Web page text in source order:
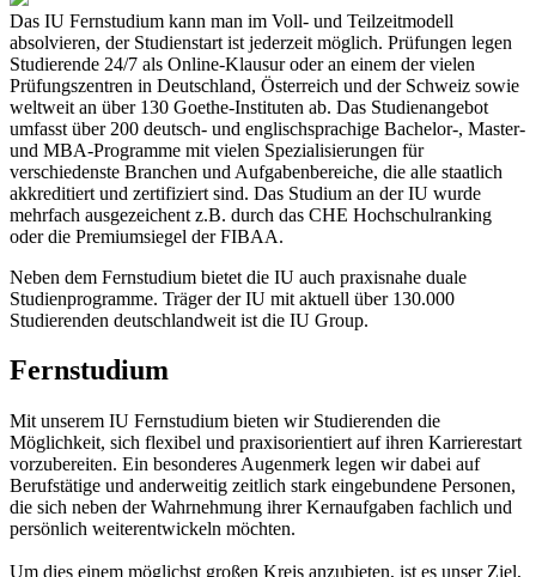
Das IU Fernstudium kann man im Voll- und Teilzeitmodell
absolvieren, der Studienstart ist jederzeit möglich. Prüfungen legen
Studierende 24/7 als Online-Klausur oder an einem der vielen
Prüfungszentren in Deutschland, Österreich und der Schweiz sowie
weltweit an über 130 Goethe-Instituten ab. Das Studienangebot
umfasst über 200 deutsch- und englischsprachige Bachelor-, Master-
und MBA-Programme mit vielen Spezialisierungen für
verschiedenste Branchen und Aufgabenbereiche, die alle staatlich
akkreditiert und zertifiziert sind. Das Studium an der IU wurde
mehrfach ausgezeichent z.B. durch das CHE Hochschulranking
oder die Premiumsiegel der FIBAA.
Neben dem Fernstudium bietet die IU auch praxisnahe duale
Studienprogramme. Träger der IU mit aktuell über 130.000
Studierenden deutschlandweit ist die IU Group.
Fernstudium
Mit unserem IU Fernstudium bieten wir Studierenden die
Möglichkeit, sich flexibel und praxisorientiert auf ihren Karrierestart
vorzubereiten. Ein besonderes Augenmerk legen wir dabei auf
Berufstätige und anderweitig zeitlich stark eingebundene Personen,
die sich neben der Wahrnehmung ihrer Kernaufgaben fachlich und
persönlich weiterentwickeln möchten.
Um dies einem möglichst großen Kreis anzubieten, ist es unser Ziel,